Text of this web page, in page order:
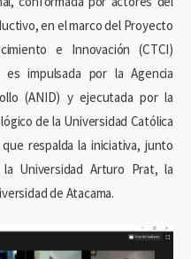
en el marco del Proyecto
e Innovación (CTCI)
impulsada por la Agencia
(ANID) y ejecutada por la
de la Universidad Católica
respalda la iniciativa, junto
Universidad Arturo Prat, la
de Atacama.